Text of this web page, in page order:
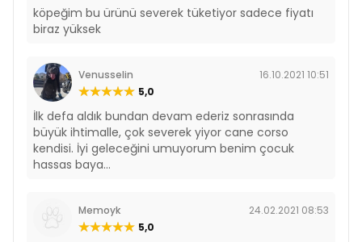
köpeğim bu ürünü severek tüketiyor sadece fiyatı
biraz yüksek
Venusselin
16.10.2021 10:51
5,0
İlk defa aldık bundan devam ederiz sonrasında
büyük ihtimalle, çok severek yiyor cane corso
kendisi. İyi geleceğini umuyorum benim çocuk
hassas baya...
Memoyk
24.02.2021 08:53
5,0